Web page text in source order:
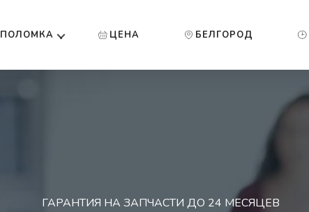
ПОЛОМКА ЦЕНА БЕЛГОРОД
ГАРАНТИЯ НА ЗАПЧАСТИ ДО 24 МЕСЯЦЕВ